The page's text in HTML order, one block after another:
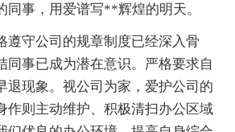
同事，用爱谱写**辉煌的明天。
遵守公司的规章制度已经深入骨
同事已成为潜在意识。严格要求自
退现象。视公司为家，爱护公司的
作则主动维护、积极清扫办公区域